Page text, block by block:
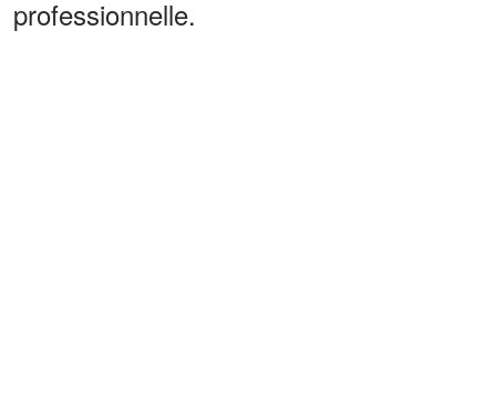
professionnelle.